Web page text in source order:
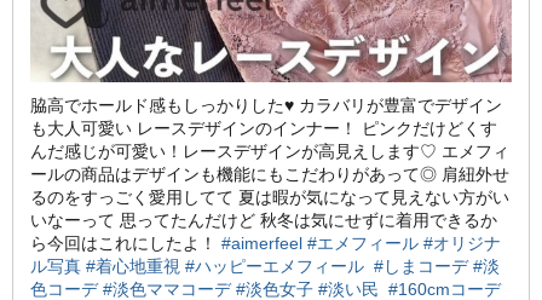
脇高でホールド感もしっかりした♥ カラバリが豊富でデザイン
も大人可愛い レースデザインのインナー！ ピンクだけどくす
んだ感じが可愛い！レースデザインが高見えします♡ エメフィ
ールの商品はデザインも機能にもこだわりがあって◎ 肩紐外せ
るのをすっごく愛用してて 夏は暇が気になって見えない方がい
いなーって 思ってたんだけど 秋冬は気にせずに着用できるか
ら今回はこれにしたよ！ #aimerfeel #エメフィール #オリジナ
ル写真 #着心地重視 #ハッピーエメフィール #しまコーデ #淡
色コーデ #淡色ママコーデ #淡色女子 #淡い民 #160cmコーデ